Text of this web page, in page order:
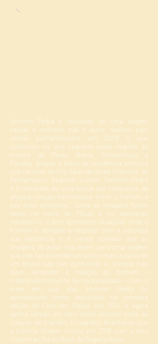
Homem Pedra é resultado de uma viagem
casual e solitária que o autor realizou pelo
sertão pernambucano em 2008 e que
continuou no ano seguinte pelas regiões do
interior de Minas, Bahia, Pernambuco e
Paraíba, graças a bolsa de residência artística
que recebeu do 47o Salão de Artes Plásticas de
Pernambuco. Segundo o autor, “Homem Pedra
é o resultado de uma busca por resquícios de
alguma relação harmoniosa entre o homem e
seu meio ambiente”. Como as imagens foram
feitas no norte de Minas e no semiárido
nordestino, o livro apresenta situações onde o
homem é obrigado a negociar com a natureza
sua existência e é nesse convívio que as
imagens do autor nos levam para uma viagem
que nos faz entender um pouco mais a parte de
um Brasil não tão conhecido e, porque não
dizer, entender a relação do homem -
independentemente de nacionalidade - com o
meio em que vive. Homem Pedra foi
apresentado como exposição na primeira
edição do Foto em Pauta, em 2011, e agora
ganha versão em livro como terceiro título da
coleção de Grandes Fotógrafos Brasileiros que
a Editora Origem iniciou em 2018 com o livro
Viagem ao Sul do Real, de Rogério Assis.